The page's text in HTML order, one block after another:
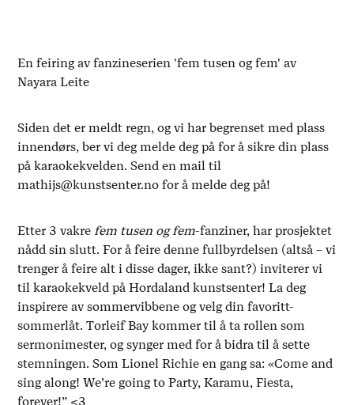
En feiring av fanzineserien 'fem tusen og fem' av
Nayara Leite
Siden det er meldt regn, og vi har begrenset med plass
innendørs, ber vi deg melde deg på for å sikre din plass
på karaokekvelden. Send en mail til
mathijs@kunstsenter.no for å melde deg på!
Etter 3 vakrefem tusen og fem-fanziner, har prosjektet
nådd sin slutt. For å feire denne fullbyrdelsen (altså – vi
trenger å feire alt i disse dager, ikke sant?) inviterer vi
til karaokekveld på Hordaland kunstsenter! La deg
inspirere av sommervibbene og velg din favoritt-
sommerlåt. Torleif Bay kommer til å ta rollen som
sermonimester, og synger med for å bidra til å sette
stemningen. Som Lionel Richie en gang sa: «Come and
sing along! We’re going to Party, Karamu, Fiesta,
forever!” <3